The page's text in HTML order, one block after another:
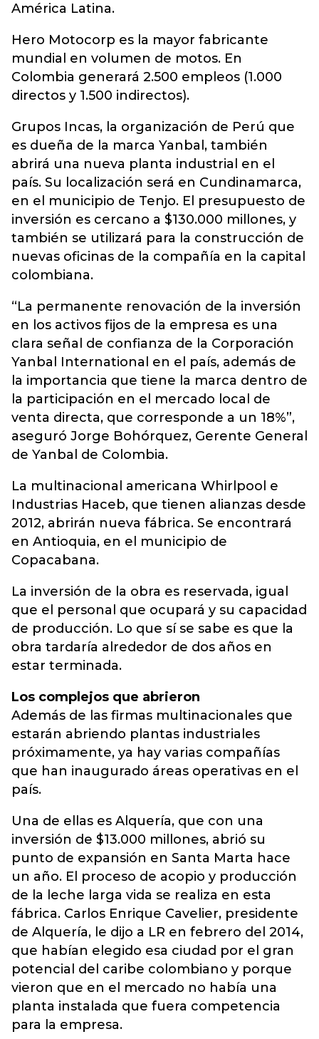
América Latina.
Hero Motocorp es la mayor fabricante
mundial en volumen de motos. En
Colombia generará 2.500 empleos (1.000
directos y 1.500 indirectos).
Grupos Incas, la organización de Perú que
es dueña de la marca Yanbal, también
abrirá una nueva planta industrial en el
país. Su localización será en Cundinamarca,
en el municipio de Tenjo. El presupuesto de
inversión es cercano a $130.000 millones, y
también se utilizará para la construcción de
nuevas oficinas de la compañía en la capital
colombiana.
“La permanente renovación de la inversión
en los activos fijos de la empresa es una
clara señal de confianza de la Corporación
Yanbal International en el país, además de
la importancia que tiene la marca dentro de
la participación en el mercado local de
venta directa, que corresponde a un 18%”,
aseguró Jorge Bohórquez, Gerente General
de Yanbal de Colombia.
La multinacional americana Whirlpool e
Industrias Haceb, que tienen alianzas desde
2012, abrirán nueva fábrica. Se encontrará
en Antioquia, en el municipio de
Copacabana.
La inversión de la obra es reservada, igual
que el personal que ocupará y su capacidad
de producción. Lo que sí se sabe es que la
obra tardaría alrededor de dos años en
estar terminada.
Los complejos que abrieron
Además de las firmas multinacionales que
estarán abriendo plantas industriales
próximamente, ya hay varias compañías
que han inaugurado áreas operativas en el
país.
Una de ellas es Alquería, que con una
inversión de $13.000 millones, abrió su
punto de expansión en Santa Marta hace
un año. El proceso de acopio y producción
de la leche larga vida se realiza en esta
fábrica. Carlos Enrique Cavelier, presidente
de Alquería, le dijo a LR en febrero del 2014,
que habían elegido esa ciudad por el gran
potencial del caribe colombiano y porque
vieron que en el mercado no había una
planta instalada que fuera competencia
para la empresa.